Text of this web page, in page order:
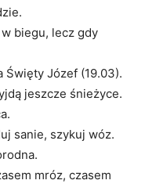
biegu, lecz gdy
Święty Józef (19.03).
jeszcze śnieżyce.
sanie, szykuj wóz.
mróz, czasem